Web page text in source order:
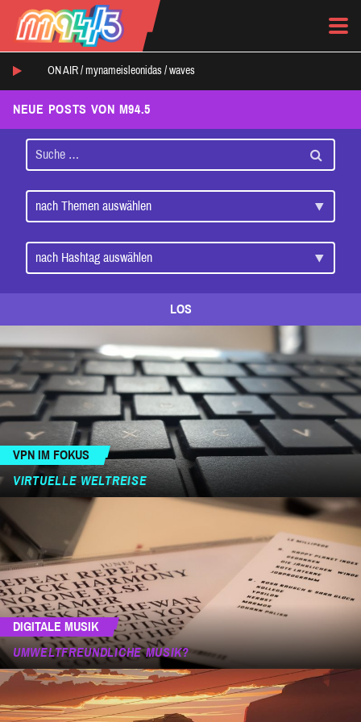
ON AIR / mynameisleonidas / waves
NEUE POSTS VON M94.5
LOS
VPN IM FOKUS
VIRTUELLE WELTREISE
DIGITALE MUSIK
UMWELTFREUNDLICHE MUSIK?